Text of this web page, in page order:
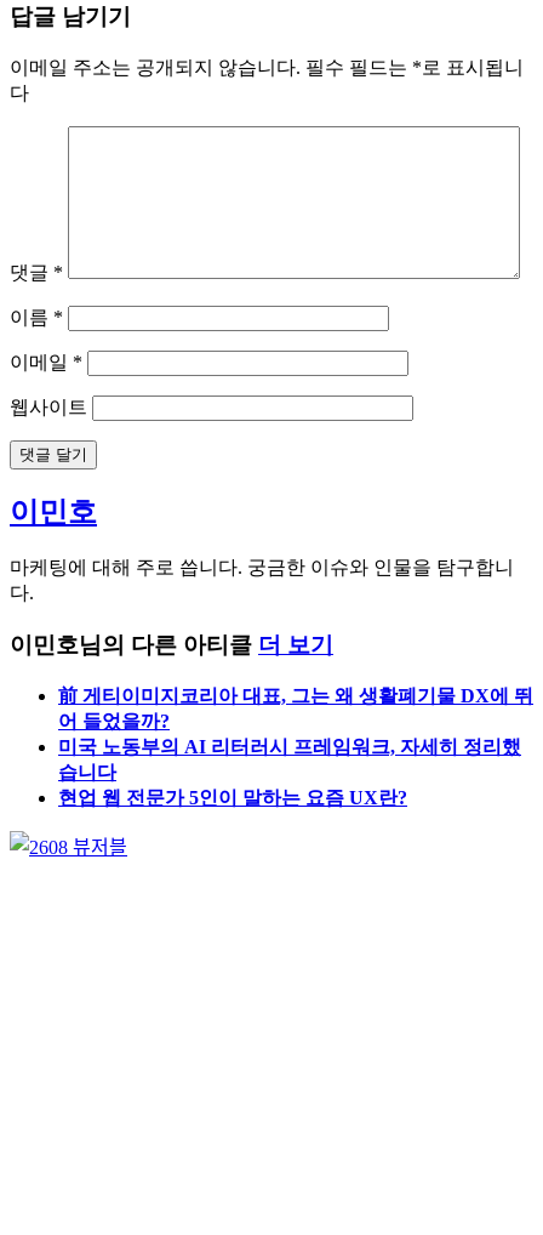
답글 남기기
이메일 주소는 공개되지 않습니다. 필수 필드는 *로 표시됩니
다
댓글 *
이름 *
이메일 *
웹사이트
이민호
마케팅에 대해 주로 씁니다. 궁금한 이슈와 인물을 탐구합니
다.
이민호님의 다른 아티클 더 보기
前 게티이미지코리아 대표, 그는 왜 생활폐기물 DX에 뛰
어 들었을까?
미국 노동부의 AI 리터러시 프레임워크, 자세히 정리했
습니다
현업 웹 전문가 5인이 말하는 요즘 UX란?